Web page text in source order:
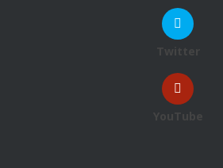
Twitter
YouTube